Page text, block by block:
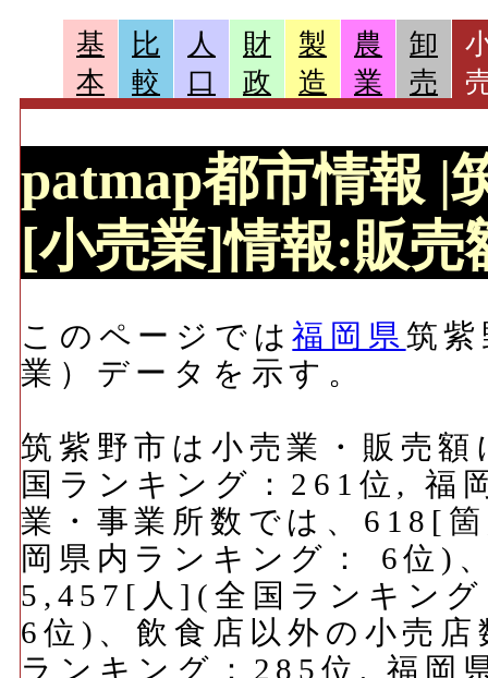
基
本
比
較
人
口
財
政
製
造
農
業
卸
売
patmap都市情報 |
[小売業]情報:販売
このページでは福岡県 筑
業）データを示す。
筑紫野市は小売業・販売
国ランキング：261位, 福
業・事業所数では、618[
岡県内ランキング： 6位)
5,457[人](全国ランキン
6位)、飲食店以外の小売
ランキング：285位, 福岡